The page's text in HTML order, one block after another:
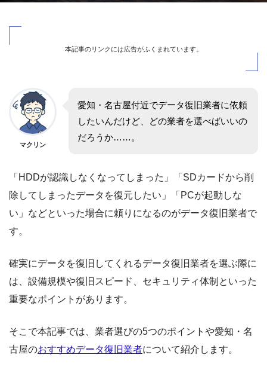
本記事のリンクには広告がふくまれています。
マクリン
愛知・名古屋付近でデータ復旧業者に依頼
したいんだけど、どの業者を選べばいいの
だろうか……。
「HDDが認識しなくなってしまった」「SDカードから削
除してしまったデータを復元したい」「PCが起動しな
い」などといった場合に頼りになるのがデータ復旧業者で
す。
確実にデータを復旧してくれるデータ復旧業者を選ぶ際に
は、設備規模や復旧スピード、セキュリティ体制といった
重要なポイントがあります。
そこで本記事では、業者選びの5つのポイントや愛知・名
古屋のおすすめデータ復旧業者について紹介します。